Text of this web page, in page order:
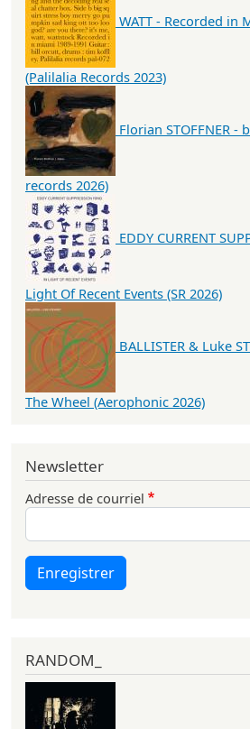
WATT - Recorded in
(Palilalia Records 2023)
Florian STOFFNER -
records 2026)
EDDY CURRENT
Light Of Recent Events (SR 2026)
BALLISTER & Luke
The Wheel (Aerophonic 2026)
Newsletter
Adresse de courriel
Enregistrer
RANDOM_